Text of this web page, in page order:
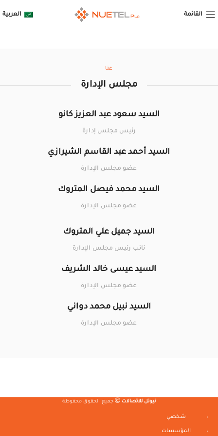
القائمة العربية
عنا
مجلس الإدارة
السيد سعود عبد العزيز كانو
رئيس مجلس إدارة
السيد أحمد عبد القاسم الشيرازي
عضو مجلس الإدارة
السيد محمد فيصل المتروك
عضو مجلس الإدارة
السيد جميل علي المتروك
نائب رئيس مجلس الإدارة
السيد عيسى خالد الشريف
عضو مجلس الإدارة
السيد نبيل محمد دواني
عضو مجلس الإدارة
نيوتل للاتصالات جميع الحقوق محفوظة
شخصي
المؤسسات